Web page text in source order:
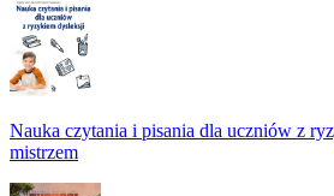
Nauka czytania i pisania dla uczniów z
mistrzem